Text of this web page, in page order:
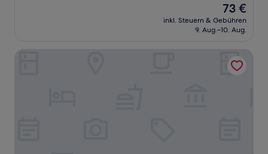
Der
Preis
beträgt
73 €
inkl. Steuern & Gebühren
9. Aug.–10. Aug.
Beijing Thunder Dragon Hotel (Beijing North Railway